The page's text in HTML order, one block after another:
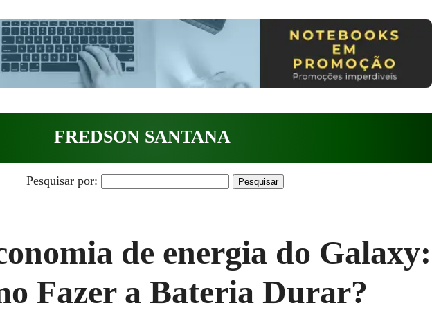
FREDSON SANTANA
Pesquisar por:
de energia do Galaxy:
Fazer a Bateria Durar?